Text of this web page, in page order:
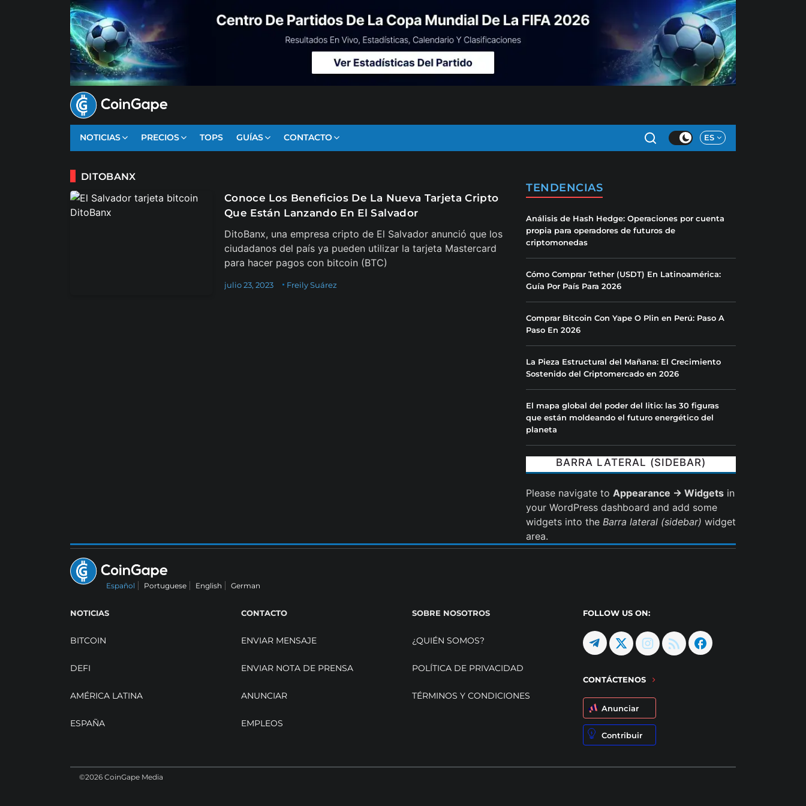
NOTICIAS PRECIOS TOPS GUÍAS CONTACTO ES
DITOBANX
Conoce Los Beneficios De La Nueva Tarjeta Cripto
Que Están Lanzando En El Salvador
DitoBanx, una empresa cripto de El Salvador anunció que los
ciudadanos del país ya pueden utilizar la tarjeta Mastercard
para hacer pagos con bitcoin (BTC)
Freily Suárez
julio 23, 2023
TENDENCIAS
Análisis de Hash Hedge: Operaciones por cuenta
propia para operadores de futuros de
criptomonedas
Cómo Comprar Tether (USDT) En Latinoamérica:
Guía Por País Para 2026
Comprar Bitcoin Con Yape O Plin en Perú: Paso A
Paso En 2026
La Pieza Estructural del Mañana: El Crecimiento
Sostenido del Criptomercado en 2026
El mapa global del poder del litio: las 30 figuras
que están moldeando el futuro energético del
planeta
BARRA LATERAL (SIDEBAR)
Please navigate to Appearance → Widgets in
your WordPress dashboard and add some
widgets into the Barra lateral (sidebar) widget
area.
Español Portuguese English German
NOTICIAS
BITCOIN
DEFI
AMÉRICA LATINA
ESPAÑA
CONTACTO
ENVIAR MENSAJE
ENVIAR NOTA DE PRENSA
ANUNCIAR
EMPLEOS
SOBRE NOSOTROS
¿QUIÉN SOMOS?
POLÍTICA DE PRIVACIDAD
TÉRMINOS Y CONDICIONES
FOLLOW US ON:
CONTÁCTENOS
Anunciar
Contribuir
©2026 CoinGape Media